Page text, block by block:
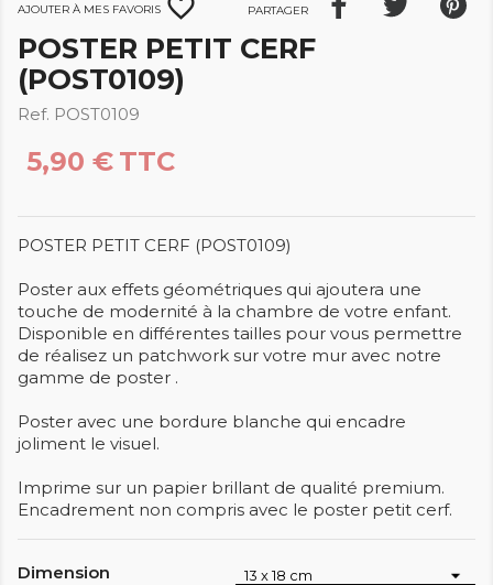
Ajouter à mes favoris favorite_border Partager
POSTER PETIT CERF
(POST0109)
Ref. POST0109
5,90 € TTC
POSTER PETIT CERF (POST0109)
Poster aux effets géométriques qui ajoutera une
touche de modernité à la chambre de votre enfant.
Disponible en différentes tailles pour vous permettre
de réalisez un patchwork sur votre mur avec notre
gamme de poster .
Poster avec une bordure blanche qui encadre
joliment le visuel.
Imprime sur un papier brillant de qualité premium.
Encadrement non compris avec le poster petit cerf.
Dimension